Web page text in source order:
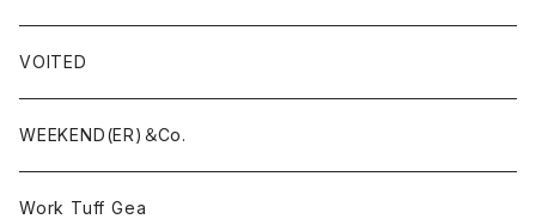
VOITED
WEEKEND(ER)＆Co.
Work Tuff Gea